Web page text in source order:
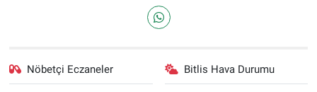
Nöbetçi Eczaneler Bitlis Hava Durumu